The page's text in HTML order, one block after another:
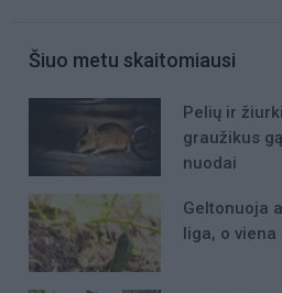
Šiuo metu skaitomiausi
Pelių ir
graužikus
nuodai
Geltonuoja
liga, o